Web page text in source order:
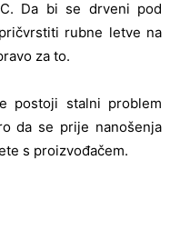
Da bi se drveni pod
rubne letve na
za to.
postoji stalni problem
da se prije nanošenja
s proizvođačem.